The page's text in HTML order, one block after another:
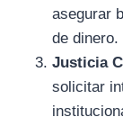
asegurar
de dinero.
Justicia
solicitar